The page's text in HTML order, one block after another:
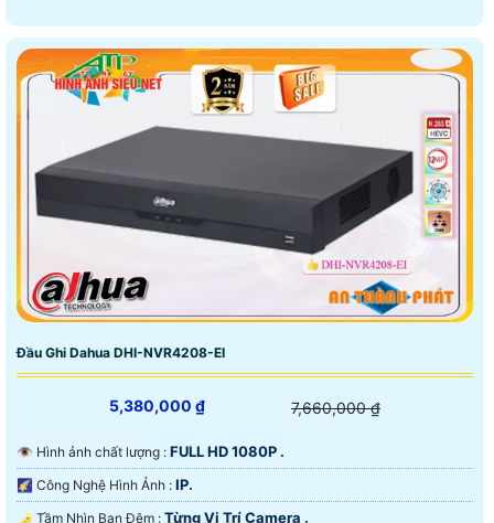
Đầu Ghi Dahua DHI-NVR4208-EI
5,380,000 ₫ 7,660,000 ₫
👁 Hình ảnh chất lượng : FULL HD 1080P .
🌠 Công Nghệ Hình Ảnh : IP.
🌛 Tầm Nhìn Ban Đêm : Từng Vị Trí Camera .